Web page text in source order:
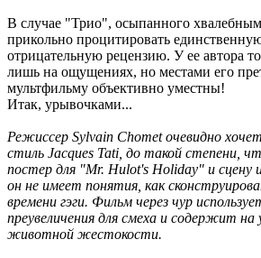
В случае "Трио", осыпанного
прикольно процитировать
отрицательную рецензию. У ее автора
лишь на ощущениях, но местами его
мультфильму объективно уместны!
Итак, урывочками...
Режиссер Sylvain Chomet очевидно
стиль Jacques Tati, до такой степени,
постер для "Mr. Hulot's Holiday" и сцену
он не имеет понятия, как
времени гэги. Фильм через чур
преувеличения для смеха и содержит на
животной жестокости.